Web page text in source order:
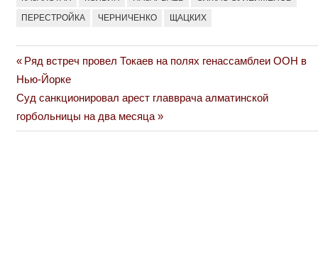
ПЕРЕСТРОЙКА ЧЕРНИЧЕНКО ЩАЦКИХ
Навигация
по
записям
Previous
Post:
Ряд встреч провел Токаев на полях генассамблеи ООН в
Нью-Йорке
Next
Post:
Суд санкционировал арест главврача алматинской
горбольницы на два месяца